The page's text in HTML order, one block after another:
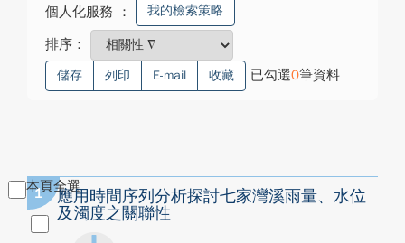
個人化服務 ： 我的檢索策略
排序：
儲存 列印 E-mail 收藏 已勾選0筆資料
本頁全選
1
應用時間序列分析探討七家灣溪雨量、水位
及濁度之關聯性